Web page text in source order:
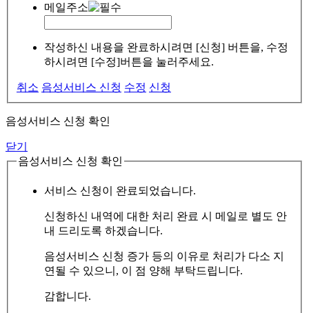
메일주소
작성하신 내용을 완료하시려면 [신청] 버튼을, 수정
하시려면 [수정]버튼을 눌러주세요.
취소 음성서비스 신청 수정 신청
음성서비스 신청 확인
닫기
음성서비스 신청 확인
서비스 신청이 완료되었습니다.
신청하신 내역에 대한 처리 완료 시 메일로 별도 안
내 드리도록 하겠습니다.
음성서비스 신청 증가 등의 이유로 처리가 다소 지
연될 수 있으니, 이 점 양해 부탁드립니다.
감합니다.